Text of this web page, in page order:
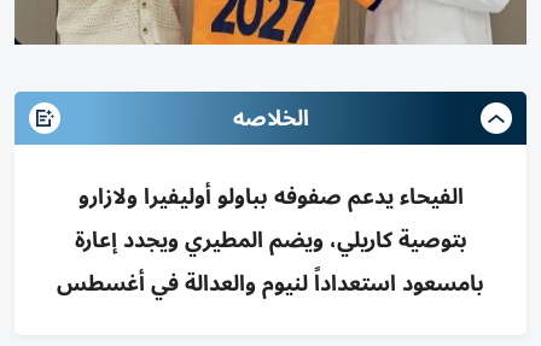
الخلاصه
الفيحاء يدعم صفوفه بباولو أوليفيرا ولازارو
بتوصية كاريلي، ويضم المطيري ويجدد إعارة
بامسعود استعداداً لنيوم والعدالة في أغسطس